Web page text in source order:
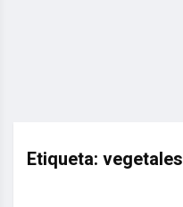
Etiqueta: vegetales